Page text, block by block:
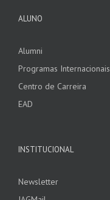
ALUNO
Alumni
Programas Internacionais
Centro de Carreira
EAD
INSTITUCIONAL
Newsletter